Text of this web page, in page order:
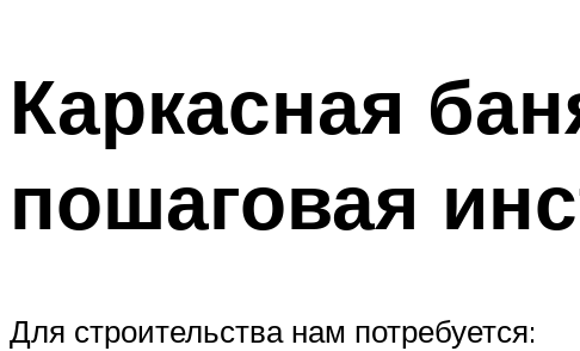
Каркасная
пошаговая
Для строительства нам потребуется: